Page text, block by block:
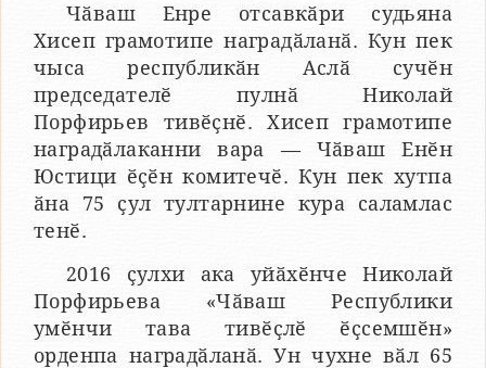
Чӑваш Енре отсавкӑри судьяна
Хисеп грамотипе наградӑланӑ. Кун пек
чыса республикӑн Аслӑ сучӗн
председателӗ пулнӑ Николай
Порфирьев тивӗҫнӗ. Хисеп грамотипе
наградӑлаканни вара — Чӑваш Енӗн
Юстици ӗҫӗн комитечӗ. Кун пек хутпа
ӑна 75 ҫул тултарнине кура саламлас
тенӗ.
2016 ҫулхи ака уйӑхӗнче Николай
Порфирьева «Чӑваш Республики
умӗнчи тава тивӗҫлӗ ӗҫсемшӗн»
орденпа наградӑланӑ. Ун чухне вӑл 65